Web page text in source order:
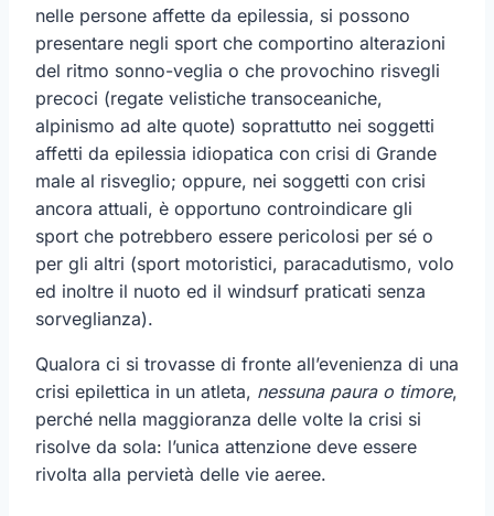
nelle persone affette da epilessia, si possono
presentare negli sport che comportino alterazioni
del ritmo sonno-veglia o che provochino risvegli
precoci (regate velistiche transoceaniche,
alpinismo ad alte quote) soprattutto nei soggetti
affetti da epilessia idiopatica con crisi di Grande
male al risveglio; oppure, nei soggetti con crisi
ancora attuali, è opportuno controindicare gli
sport che potrebbero essere pericolosi per sé o
per gli altri (sport motoristici, paracadutismo, volo
ed inoltre il nuoto ed il windsurf praticati senza
sorveglianza).
Qualora ci si trovasse di fronte all’evenienza di una
crisi epilettica in un atleta, nessuna paura o timore,
perché nella maggioranza delle volte la crisi si
risolve da sola: l’unica attenzione deve essere
rivolta alla pervietà delle vie aeree.